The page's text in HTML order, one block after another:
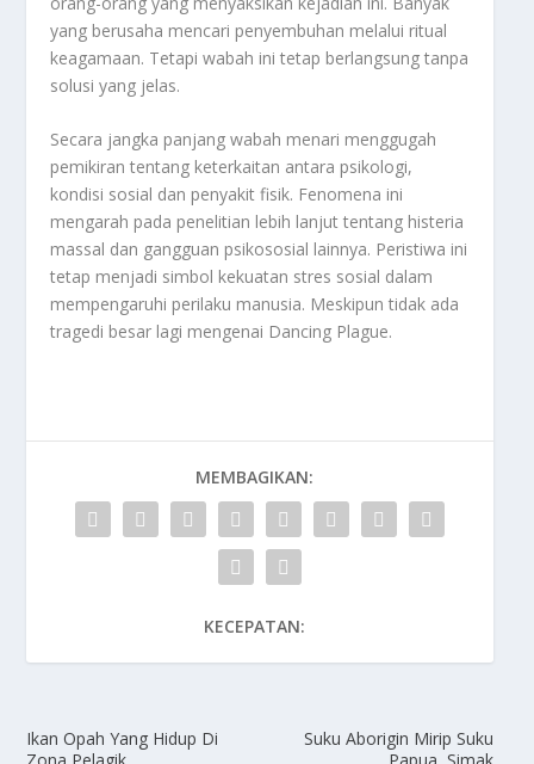
yang berusaha mencari penyembuhan melalui ritual
keagamaan. Tetapi wabah ini tetap berlangsung tanpa
solusi yang jelas.
Secara jangka panjang wabah menari menggugah
pemikiran tentang keterkaitan antara psikologi,
kondisi sosial dan penyakit fisik. Fenomena ini
mengarah pada penelitian lebih lanjut tentang histeria
massal dan gangguan psikososial lainnya. Peristiwa ini
tetap menjadi simbol kekuatan stres sosial dalam
mempengaruhi perilaku manusia. Meskipun tidak ada
tragedi besar lagi mengenai Dancing Plague.
MEMBAGIKAN:
KECEPATAN:
Ikan Opah Yang Hidup Di
Suku Aborigin Mirip Suku